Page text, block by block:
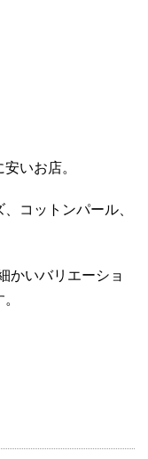
いお店。
コットンパール、
かいバリエーショ